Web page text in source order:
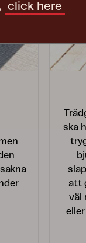
ska
att
väl
click here